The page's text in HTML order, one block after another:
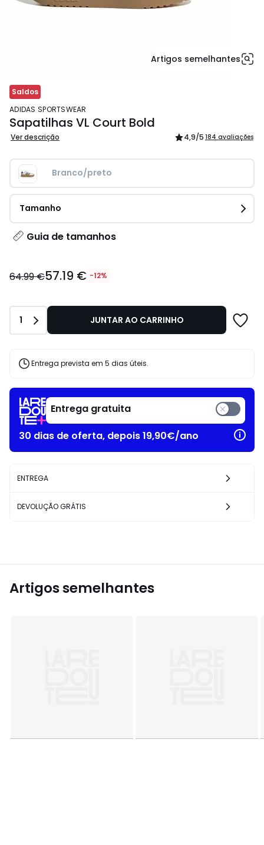
Artigos semelhantes
Saldos
ADIDAS SPORTSWEAR
Sapatilhas VL Court Bold
Ver descrição 4,9/5 184 avaliações
Branco/preto
Tamanho
Guia de tamanhos
€
64.99
€
de
desconto
64.99 €57.19 € -12%
Quantidade
1 JUNTAR AO CARRINHO
Entrega prevista em 5 dias úteis.
Entrega gratuita
30 dias de oferta, depois 19,90€/ano
ENTREGA
DEVOLUÇÃO GRÁTIS
Artigos semelhantes